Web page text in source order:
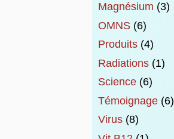
Magnésium (3)
OMNS(6)
Produits(4)
Radiations(1)
Science(6)
Témoignage(6)
Virus(8)